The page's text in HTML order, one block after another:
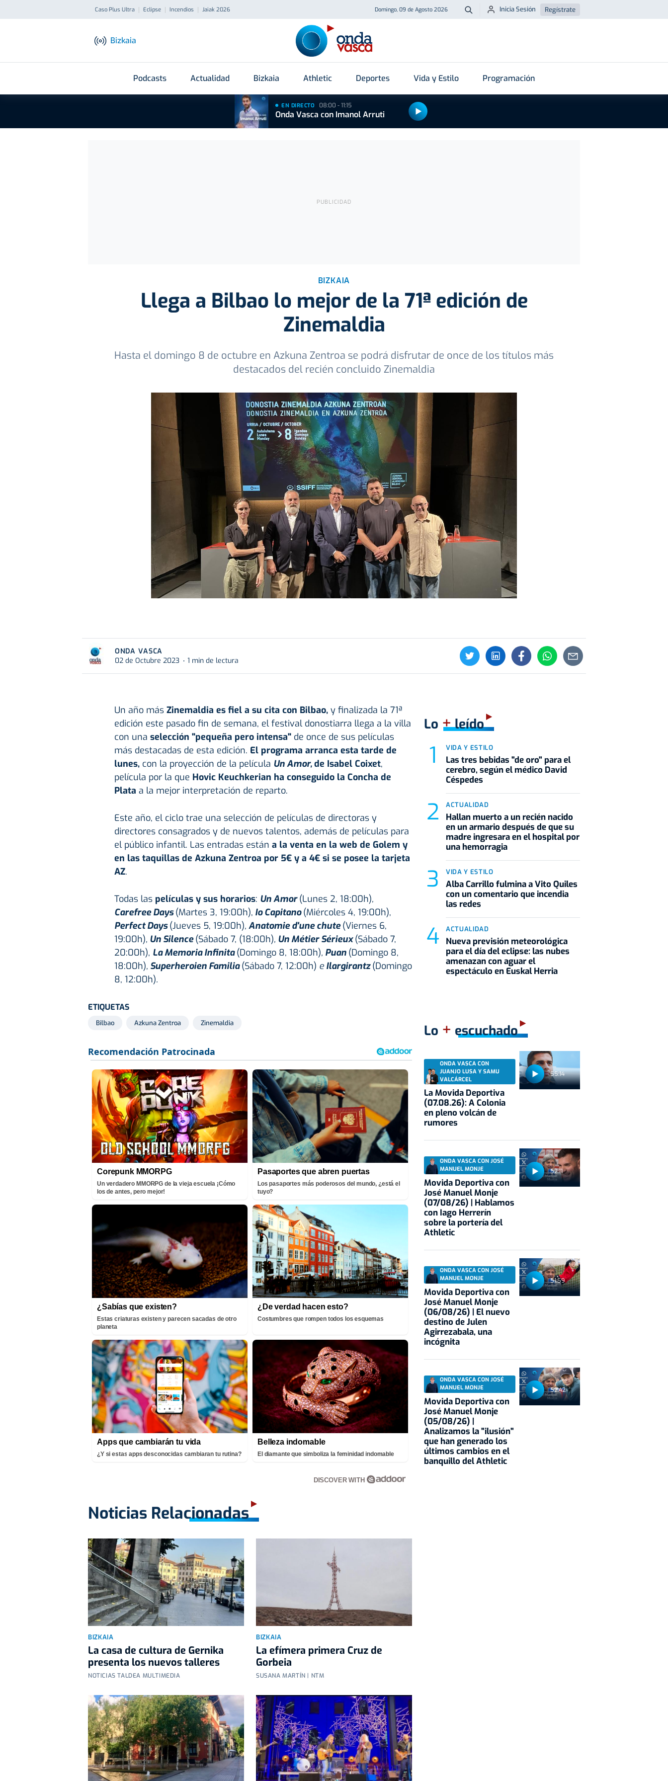
Caso Plus Ultra Eclipse Incendios Jaiak 2026 Domingo, 09 de Agosto 2026 Buscar
Inicia Sesión Regístrate
Bizkaia
Podcasts Actualidad Bizkaia Athletic Deportes Vida y Estilo Programación
EN DIRECTO 08:00 - 11:15
Onda Vasca con Imanol Arruti
BIZKAIA
Llega a Bilbao lo mejor de la 71ª edición de
Zinemaldia
Hasta el domingo 8 de octubre en Azkuna Zentroa se podrá disfrutar de once de los títulos más
destacados del recién concluido Zinemaldia
ONDA VASCA
02 de Octubre 2023
1 min de lectura
Un año más Zinemaldia es fiel a su cita con Bilbao,y finalizada la 71ª
edición este pasado fin de semana, el festival donostiarra llega a la villa
con una selección "pequeña pero intensa" de once de sus películas
más destacadas de esta edición. El programa arranca esta tarde de
lunes, con la proyección de la película Un Amor,de Isabel Coixet,
película por la que Hovic Keuchkerian ha conseguido la Concha de
Plata a la mejor interpretación de reparto.
Este año, el ciclo trae una selección de películas de directoras y
directores consagrados y de nuevos talentos, además de películas para
el público infantil. Las entradas están a la venta en la web de Golem y
en las taquillas de Azkuna Zentroa por 5€ y a 4€ si se posee la tarjeta
AZ.
Todas las películas y sus horarios: Un Amor (Lunes 2, 18:00h),
Carefree Days (Martes 3, 19:00h), Io Capitano (Miércoles 4, 19:00h),
Perfect Days (Jueves 5, 19:00h), Anatomie d'une chute (Viernes 6,
19:00h), Un Silence (Sábado 7, (18:00h), Un Métier Sérieux (Sábado 7,
20:00h), La Memoria Infinita (Domingo 8, 18:00h), Puan (Domingo 8,
18:00h), Superheroien Familia (Sábado 7, 12:00h) e Ilargirantz (Domingo
8, 12:00h).
ETIQUETAS
Bilbao Azkuna Zentroa Zinemaldia
Corepunk MMORPG
Un verdadero MMORPG de la vieja escuela ¡Cómo
los de antes, pero mejor!
Pasaportes que abren puertas
Los pasaportes más poderosos del mundo, ¿está el
tuyo?
¿Sabías que existen?
Estas criaturas existen y parecen sacadas de otro
planeta
¿De verdad hacen esto?
Costumbres que rompen todos los esquemas
Apps que cambiarán tu vida
¿Y si estas apps desconocidas cambiaran tu rutina?
Belleza indomable
El diamante que simboliza la feminidad indomable
DISCOVER WITH
Noticias Relacionadas
BIZKAIA
La casa de cultura de Gernika
presenta los nuevos talleres
NOTICIAS TALDEA MULTIMEDIA
BIZKAIA
La efímera primera Cruz de
Gorbeia
SUSANA MARTÍN | NTM
Lo +leído
VIDA Y ESTILO
Las tres bebidas "de oro" para el
cerebro, según el médico David
Céspedes
ACTUALIDAD
Hallan muerto a un recién nacido
en un armario después de que su
madre ingresara en el hospital por
una hemorragia
VIDA Y ESTILO
Alba Carrillo fulmina a Vito Quiles
con un comentario que incendia
las redes
ACTUALIDAD
Nueva previsión meteorológica
para el día del eclipse: las nubes
amenazan con aguar el
espectáculo en Euskal Herria
Lo + escuchado
55:14
ONDA VASCA CON
JUANJO LUSA Y SAMU
VALCÁRCEL
La Movida Deportiva
(07.08.26): A Colonia
en pleno volcán de
rumores
52:11
ONDA VASCA CON JOSÉ
MANUEL MONJE
Movida Deportiva con
José Manuel Monje
(07/08/26) | Hablamos
con Iago Herrerín
sobre la portería del
Athletic
51:59
ONDA VASCA CON JOSÉ
MANUEL MONJE
Movida Deportiva con
José Manuel Monje
(06/08/26) | El nuevo
destino de Julen
Agirrezabala, una
incógnita
52:42
ONDA VASCA CON JOSÉ
MANUEL MONJE
Movida Deportiva con
José Manuel Monje
(05/08/26) |
Analizamos la "ilusión"
que han generado los
últimos cambios en el
banquillo del Athletic